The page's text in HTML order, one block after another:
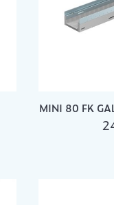
MINI 80 FK